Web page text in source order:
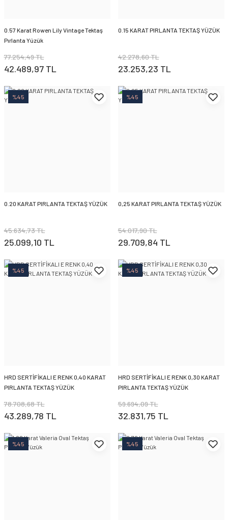
0.57 Karat Rowen Lily Vintage Tektaş
Pırlanta Yüzük
77.254,49 TL
42.489,97 TL
0.15 KARAT PIRLANTA TEKTAŞ YÜZÜK
42.278,60 TL
23.253,23 TL
%45
0.20 KARAT PIRLANTA TEKTAŞ YÜZÜK
45.634,73 TL
25.099,10 TL
%45
0,25 KARAT PIRLANTA TEKTAŞ YÜZÜK
54.017,90 TL
29.709,84 TL
%45
HRD SERTİFİKALI E RENK 0,40 KARAT
PIRLANTA TEKTAŞ YÜZÜK
78.708,68 TL
43.289,78 TL
%45
HRD SERTİFİKALI E RENK 0,30 KARAT
PIRLANTA TEKTAŞ YÜZÜK
59.694,09 TL
32.831,75 TL
%45 %45